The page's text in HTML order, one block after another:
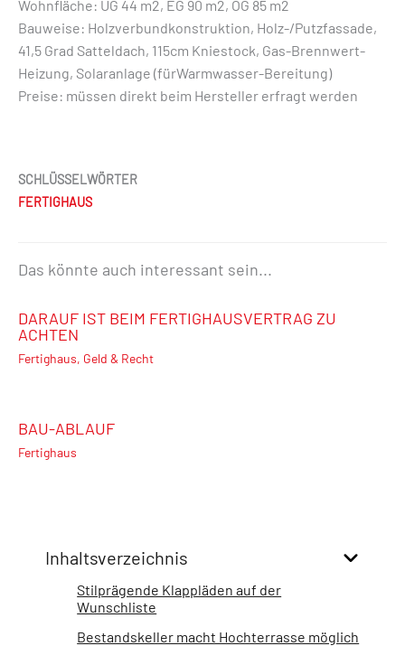
Wohnfläche: UG 44 m2, EG 90 m2, OG 85 m2
Bauweise: Holzverbundkonstruktion, Holz-/Putzfassade,
41,5 Grad Satteldach, 115cm Kniestock, Gas-Brennwert-
Heizung, Solaranlage (fürWarmwasser-Bereitung)
Preise: müssen direkt beim Hersteller erfragt werden
SCHLÜSSELWÖRTER
FERTIGHAUS
Das könnte auch interessant sein...
DARAUF IST BEIM FERTIGHAUSVERTRAG ZU
ACHTEN
Fertighaus, Geld & Recht
BAU-ABLAUF
Fertighaus
Inhaltsverzeichnis
Stilprägende Klappläden auf der
Wunschliste
Bestandskeller macht Hochterrasse möglich